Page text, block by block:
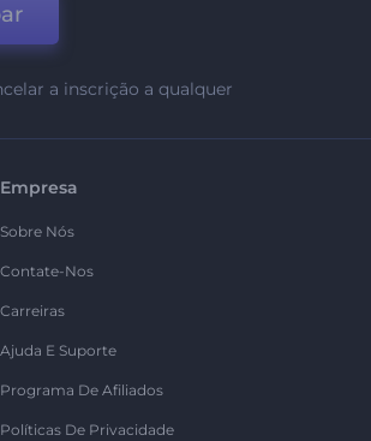
a inscrição a qualquer
Empresa
Sobre Nós
Contate-Nos
Carreiras
Ajuda E Suporte
Programa De Afiliados
Políticas De Privacidade